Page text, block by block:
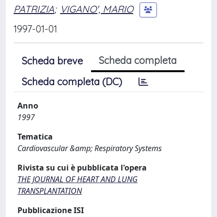
PATRIZIA; VIGANO', MARIO
1997-01-01
Scheda breve
Scheda completa
Scheda completa (DC)
Anno
1997
Tematica
Cardiovascular &amp; Respiratory Systems
Rivista su cui è pubblicata l'opera
THE JOURNAL OF HEART AND LUNG
TRANSPLANTATION
Pubblicazione ISI